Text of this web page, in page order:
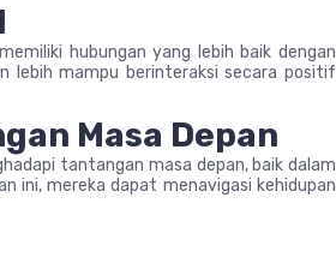
hubungan yang lebih baik dengan
lebih mampu berinteraksi secara positif
Masa Depan
tantangan masa depan, baik dalam
ini, mereka dapat menavigasi kehidupan